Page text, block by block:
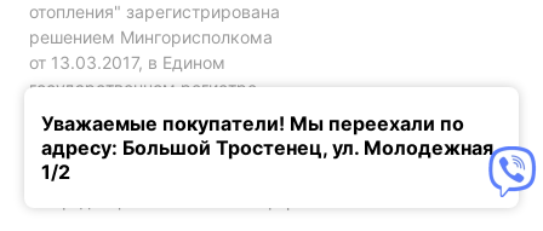
отопления" зарегистрирована
решением Мингорисполкома
от 13.03.2017, в Едином
государственном регистре
юр. лиц и индивидуальных
предпринимателей за №192786120.
Уважаемые покупатели! Мы переехали по
адресу: Большой Тростенец, ул. Молодежная,
1/2